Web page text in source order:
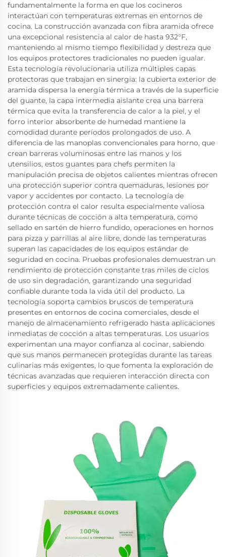
fundamentalmente la forma en que los cocineros
interactúan con temperaturas extremas en entornos de
cocina. La construcción avanzada con fibra aramida ofrece
una excepcional resistencia al calor de hasta 932°F,
manteniendo al mismo tiempo flexibilidad y destreza que
los equipos protectores tradicionales no pueden igualar.
Esta tecnología revolucionaria utiliza múltiples capas
protectoras que trabajan en sinergia: la cubierta exterior de
aramida dispersa la energía térmica a través de la superficie
del guante, la capa intermedia aislante crea una barrera
térmica que evita la transferencia de calor a la piel, y el
forro interior absorbente de humedad mantiene la
comodidad durante períodos prolongados de uso. A
diferencia de las manoplas convencionales para horno, que
crean barreras voluminosas entre las manos y los
utensilios, estos guantes para chefs permiten la
manipulación precisa de objetos calientes mientras ofrecen
una protección superior contra quemaduras, lesiones por
vapor y accidentes por contacto. La tecnología de
protección contra el calor resulta especialmente valiosa
durante técnicas de cocción a alta temperatura, como
sellado en sartén de hierro fundido, operaciones en hornos
para pizza y parrillas al aire libre, donde las temperaturas
superan las capacidades de los equipos estándar de
seguridad en cocina. Pruebas profesionales demuestran un
rendimiento de protección constante tras miles de ciclos
de uso sin degradación, garantizando una seguridad
confiable durante toda la vida útil del producto. La
tecnología soporta cambios bruscos de temperatura
presentes en entornos de cocina comerciales, desde el
manejo de almacenamiento refrigerado hasta aplicaciones
inmediatas de cocción a altas temperaturas. Los usuarios
experimentan una mayor confianza al cocinar, sabiendo
que sus manos permanecen protegidas durante las tareas
culinarias más exigentes, lo que fomenta la exploración de
técnicas avanzadas que requieren interacción directa con
superficies y equipos extremadamente calientes.